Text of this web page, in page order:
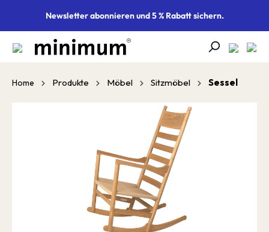
springenNewsletter abonnieren und 5 % Rabatt sichern.
Home Produkte Möbel Sitzmöbel Sessel